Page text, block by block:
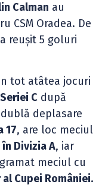
Calman au
CSM Oradea. De
a reușit 5 goluri
tot atâtea jocuri
C după
deplasare
17, are loc meciul
Divizia A, iar
meciul cu
Cupei României.